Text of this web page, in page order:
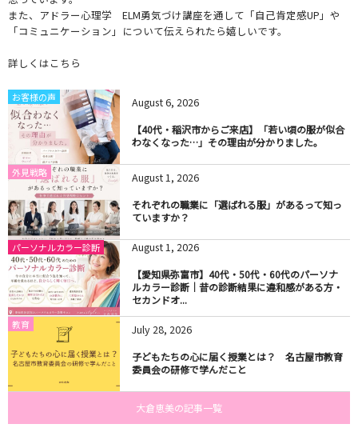
また、アドラー心理学 ELM勇気づけ講座を通して「自己肯定感UP」や
「コミュニケーション」について伝えられたら嬉しいです。
詳しくはこちら
お客様の声 August6, 2026
【40代・稲沢市からご来店】「若い頃の服が似合
わなくなった…」その理由が分かりました。
外見戦略 August1, 2026
それぞれの職業に「選ばれる服」があるって知っ
ていますか？
パーソナルカラー診断 August1, 2026
【愛知県弥富市】40代・50代・60代のパーソナ
ルカラー診断｜昔の診断結果に違和感がある方・
セカンドオ...
教育 July28, 2026
子どもたちの心に届く授業とは？ 名古屋市教育
委員会の研修で学んだこと
大倉恵美の記事一覧